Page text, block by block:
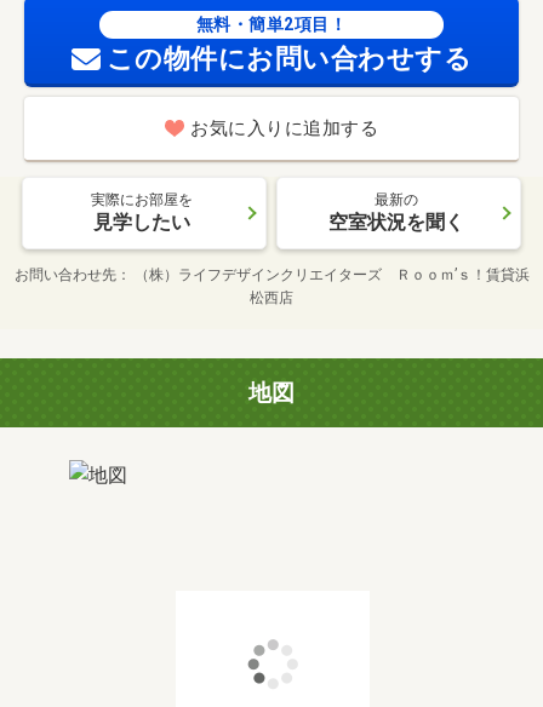
無料・簡単2項目！
この物件にお問い合わせする
お気に入りに追加する
実際にお部屋を
見学したい
最新の
空室状況を聞く
お問い合わせ先
（株）ライフデザインクリエイターズ Ｒｏｏｍ’ｓ！賃貸浜
松西店
地図